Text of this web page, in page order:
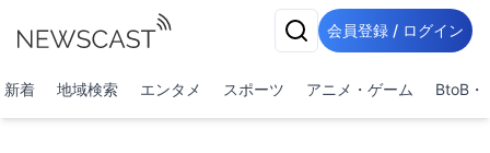
会員登録 / ログイン
新着 地域検索 エンタメ スポーツ アニメ・ゲーム BtoB・